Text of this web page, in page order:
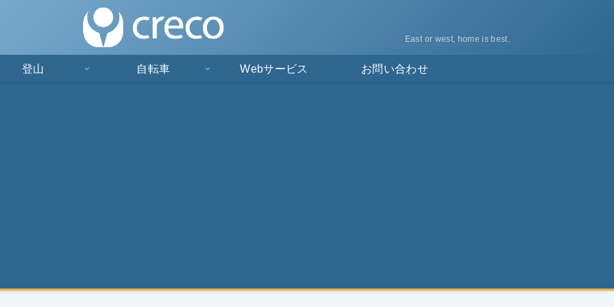
East or west, home is best.
登山 自転車 Webサービス お問い合わせ